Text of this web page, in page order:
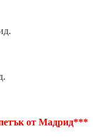
от Мадрид***